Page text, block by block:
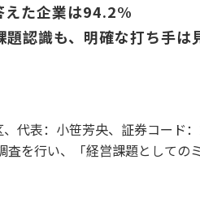
えた企業は94.2%
認識も、明確な打ち手は
代表：小笹芳央、証券コード
を行い、「経営課題としての